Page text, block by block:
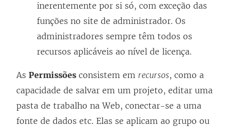
inerentemente por si só, com exceção das
funções no site de administrador. Os
administradores sempre têm todos os
recursos aplicáveis ao nível de licença.
As Permissões consistem em recursos, como a
capacidade de salvar em um projeto, editar uma
pasta de trabalho na Web, conectar-se a uma
fonte de dados etc. Elas se aplicam ao grupo ou